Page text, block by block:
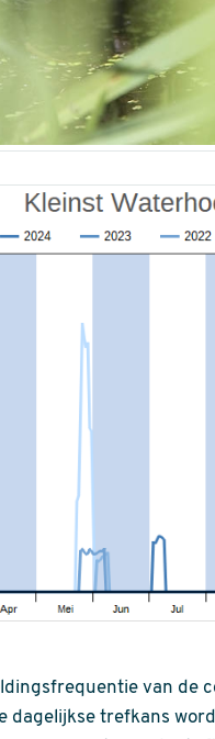
van de
dagelijkse trefkans